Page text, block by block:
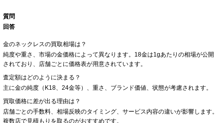
質問
回答
金のネックレスの買取相場は？
純度や重さ、市場の金価格によって異なります。18金は1gあたりの相場が公開
されており、店舗ごとに価格表が用意されています。
査定額はどのように決まる？
主に金の純度（K18、24金等）、重さ、ブランド価値、状態が考慮されます。
買取価格に差が出る理由は？
店舗ごとの手数料、相場反映のタイミング、サービス内容の違いが影響します。
複数店で見積もりを取るのがおすすめです。